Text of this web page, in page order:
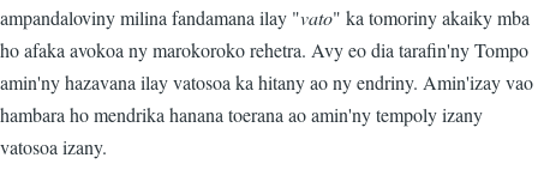
ampandaloviny milina fandamana ilay "vato" ka tomoriny akaiky mba
ho afaka avokoa ny marokoroko rehetra. Avy eo dia tarafin'ny Tompo
amin'ny hazavana ilay vatosoa ka hitany ao ny endriny. Amin'izay vao
hambara ho mendrika hanana toerana ao amin'ny tempoly izany
vatosoa izany.